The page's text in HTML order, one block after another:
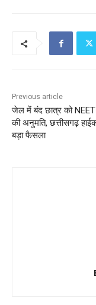
Previous article
जेल में बंद छात्र को NEET
की अनुमति, छत्तीसगढ़
बड़ा फैसला